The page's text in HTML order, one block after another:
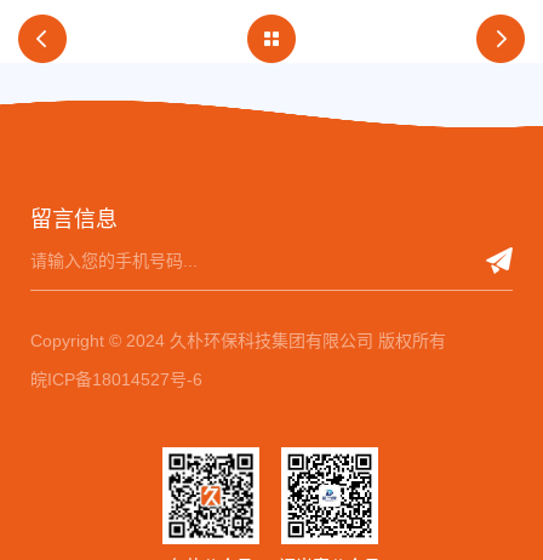
留言信息
Copyright © 2024 久朴环保科技集团有限公司 版权所有
皖ICP备18014527号-6